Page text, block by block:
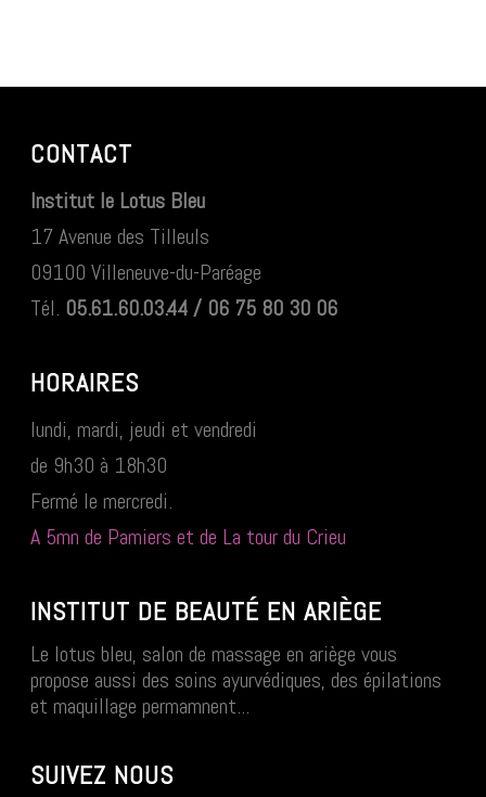
CONTACT
Institut le Lotus Bleu
17 Avenue des Tilleuls
09100 Villeneuve-du-Paréage
Tél. 05.61.60.03.44 / 06 75 80 30 06
HORAIRES
lundi, mardi, jeudi et vendredi
de 9h30 à 18h30
Fermé le mercredi.
A 5mn de Pamiers et de La tour du Crieu
INSTITUT DE BEAUTÉ EN ARIÈGE
Le lotus bleu, salon de massage en ariège vous
propose aussi des soins ayurvédiques, des épilations
et maquillage permamnent...
SUIVEZ NOUS